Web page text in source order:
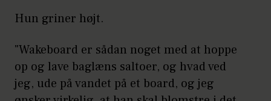
Hun griner højt.
"Wakeboard er sådan noget med at hoppe
op og lave baglæns saltoer, og hvad ved
jeg, ude på vandet på et board, og jeg